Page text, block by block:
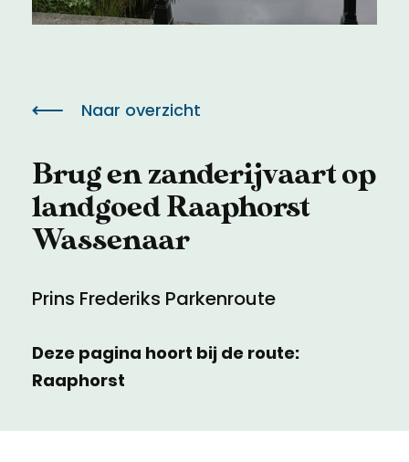
Brug en zanderijvaart op
landgoed Raaphorst
Wassenaar
Prins Frederiks Parkenroute
Deze pagina hoort bij de route:
Raaphorst
Naar overzicht